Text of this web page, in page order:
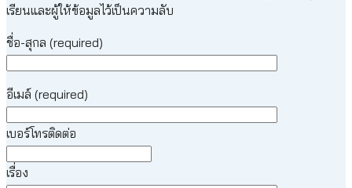
เรียนและผู้ให้ข้อมูลไว้เป็นความลับ
ชื่อ-สุกล (required)
อีเมล์ (required)
เบอร์โทรติดต่อ
เรื่อง